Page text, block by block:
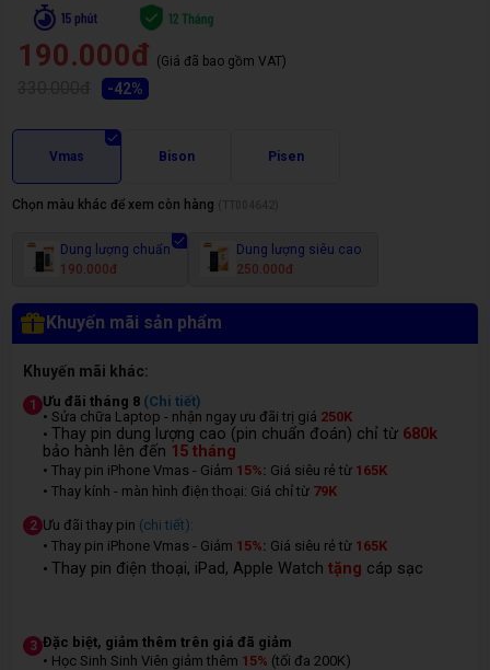
190.000đ (Giá đã bao gồm VAT)
-42%
Vmas Bison Pisen
Chọn màu khác để xem còn hàng
Dung lượng chuẩn
190.000đ
Dung lượng siêu cao
250.000đ
Khuyến mãi sản phẩm
Khuyến mãi khác:
1 Ưu đãi tháng 8 (Chi tiết)
• Sửa chữa Laptop - nhận ngay ưu đãi trị giá 250K
• Thay pin dung lượng cao (pin chuẩn đoán) chỉ từ 680k
bảo hành lên đến 15 tháng
• Thay pin iPhone Vmas - Giảm 15%: Giá siêu rẻ từ 165K
• Thay kính - màn hình điện thoại: Giá chỉ từ 79K
2 Ưu đãi thay pin (chi tiết):
• Thay pin iPhone Vmas - Giảm 15%: Giá siêu rẻ từ 165K
• Thay pin điện thoại, iPad, Apple Watch tặng cáp sạc
3 Đặc biệt, giảm thêm trên giá đã giảm
• Học Sinh Sinh Viên giảm thêm 15% (tối đa 200K)